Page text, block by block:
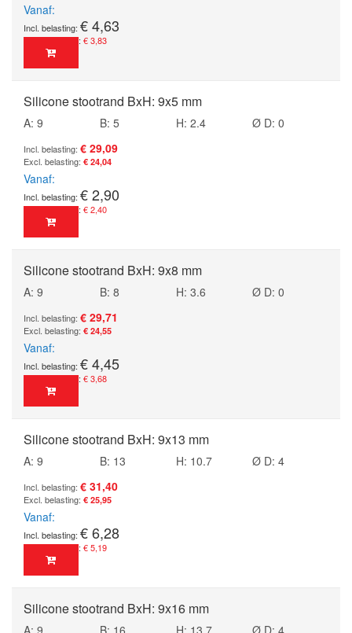
Vanaf
€ 4,63
€ 3,83
Silicone stootrand BxH: 9x5 mm
A: 9 B: 5 H: 2.4
Ø D: 0
€ 29,09
€ 24,04
Vanaf
€ 2,90
€ 2,40
Silicone stootrand BxH: 9x8 mm
A: 9 B: 8 H: 3.6
Ø D: 0
€ 29,71
€ 24,55
Vanaf
€ 4,45
€ 3,68
Silicone stootrand BxH: 9x13 mm
A: 9 B: 13 H: 10.7
Ø D: 4
€ 31,40
€ 25,95
Vanaf
€ 6,28
€ 5,19
Silicone stootrand BxH: 9x16 mm
A: 9 B: 16 H: 13.7
Ø D: 4